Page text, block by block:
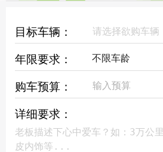
目标车辆： 请选择欲购车辆
年限要求：
购车预算：
详细要求：